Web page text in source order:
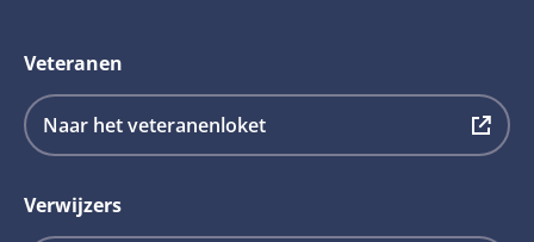
landen?
over
het
digitale
Veteranenlexicon
Veteranen
Naar het veteranenloket
Deze
link
opent
Verwijzers